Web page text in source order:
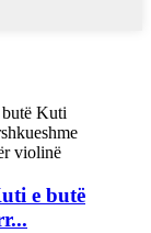
e butë